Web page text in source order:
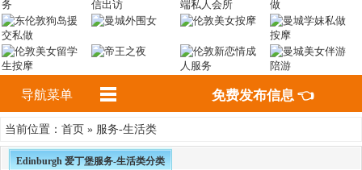
导航菜单 免费发布信息 👈
当前位置： 首页 » 服务-生活类
Edinburgh 爱丁堡服务-生活类分类